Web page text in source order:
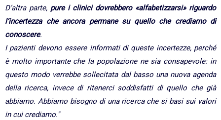
D’altra parte, pure i clinici dovrebbero «alfabetizzarsi» riguardo
l’incertezza che ancora permane su quello che crediamo di
conoscere.
I pazienti devono essere informati di queste incertezze, perché
è molto importante che la popolazione ne sia consapevole: in
questo modo verrebbe sollecitata dal basso una nuova agenda
della ricerca, invece di ritenerci soddisfatti di quello che già
abbiamo. Abbiamo bisogno di una ricerca che si basi sui valori
in cui crediamo."